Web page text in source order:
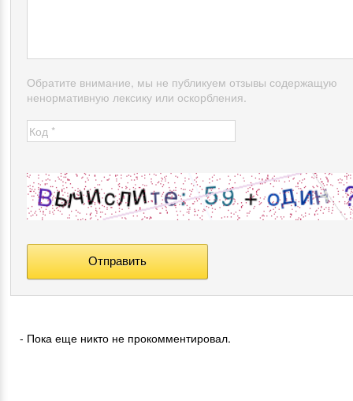
Обратите внимание, мы не публикуем отзывы содержащую
ненормативную лексику или оскорбления.
- Пока еще никто не прокомментировал.